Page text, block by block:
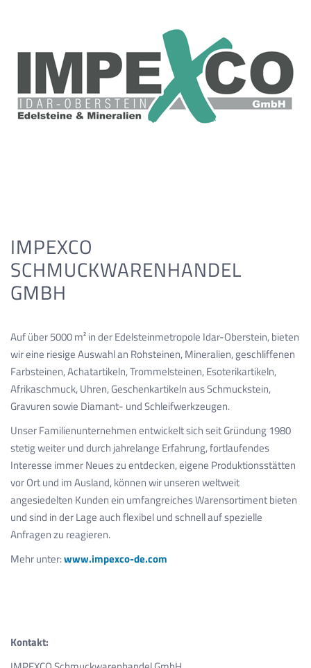
IMPEXCO
SCHMUCKWARENHANDEL
GMBH
Auf über 5000 m² in der Edelsteinmetropole Idar-Oberstein, bieten
wir eine riesige Auswahl an Rohsteinen, Mineralien, geschliffenen
Farbsteinen, Achatartikeln, Trommelsteinen, Esoterikartikeln,
Afrikaschmuck, Uhren, Geschenkartikeln aus Schmuckstein,
Gravuren sowie Diamant- und Schleifwerkzeugen.
Unser Familienunternehmen entwickelt sich seit Gründung 1980
stetig weiter und durch jahrelange Erfahrung, fortlaufendes
Interesse immer Neues zu entdecken, eigene Produktionsstätten
vor Ort und im Ausland, können wir unseren weltweit
angesiedelten Kunden ein umfangreiches Warensortiment bieten
und sind in der Lage auch flexibel und schnell auf spezielle
Anfragen zu reagieren.
Mehr unter:www.impexco-de.com
Kontakt: